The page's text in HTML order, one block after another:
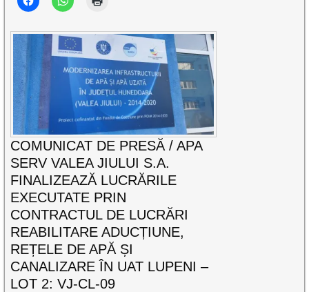
COMUNICAT DE PRESĂ / APA
SERV VALEA JIULUI S.A.
FINALIZEAZĂ LUCRĂRILE
EXECUTATE PRIN
CONTRACTUL DE LUCRĂRI
REABILITARE ADUCȚIUNE,
REȚELE DE APĂ ȘI
CANALIZARE ÎN UAT LUPENI –
LOT 2: VJ-CL-09